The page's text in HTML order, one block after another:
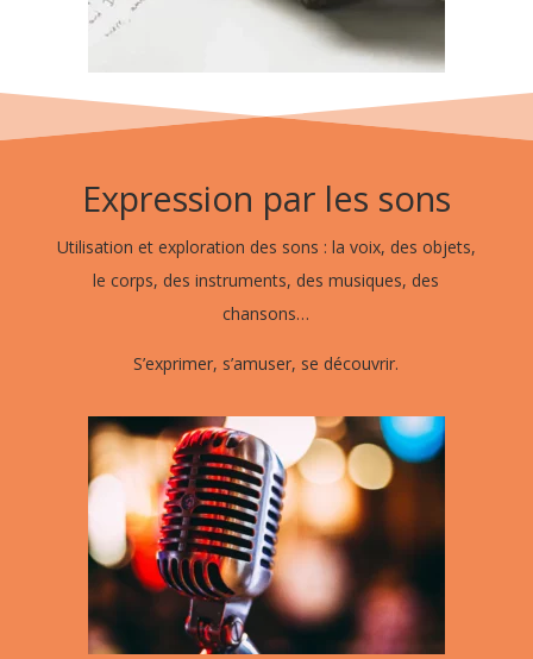
Expression par les sons
Utilisation et exploration des sons : la voix, des objets,
le corps, des instruments, des musiques, des
chansons…
S’exprimer, s’amuser, se découvrir.